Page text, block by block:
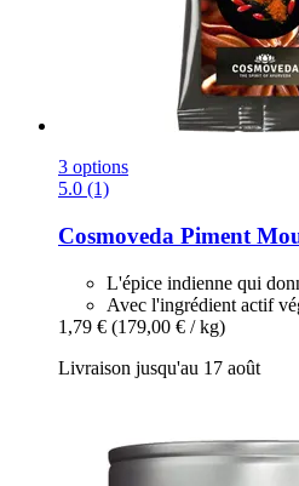
3 options
5.0 (1)
Cosmoveda Piment
L'épice indienne qui
Avec l'ingrédient actif
1,79 € (179,00 € / kg)
Livraison jusqu'au 17 août